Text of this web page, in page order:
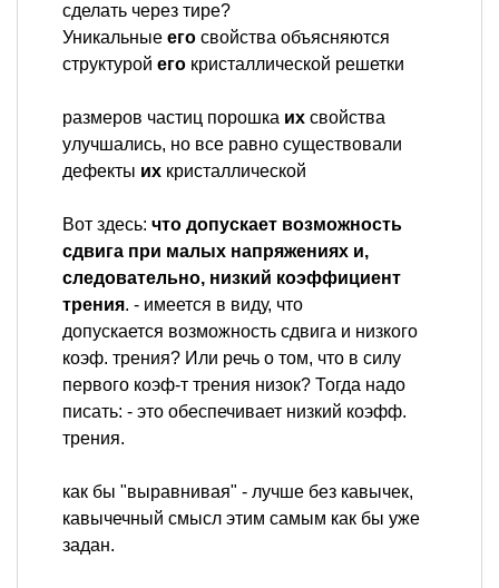
сделать через тире?
Уникальные его свойства объясняются
структурой его кристаллической решетки
размеров частиц порошка их свойства
улучшались, но все равно существовали
дефекты их кристаллической
Вот здесь: что допускает возможность
сдвига при малых напряжениях и,
следовательно, низкий коэффициент
трения. - имеется в виду, что
допускается возможность сдвига и низкого
коэф. трения? Или речь о том, что в силу
первого коэф-т трения низок? Тогда надо
писать: - это обеспечивает низкий коэфф.
трения.
как бы "выравнивая" - лучше без кавычек,
кавычечный смысл этим самым как бы уже
задан.